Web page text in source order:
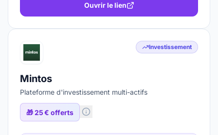
Ouvrir le lien
Investissement
Mintos
Plateforme d'investissement multi-actifs
🎁25 € offerts